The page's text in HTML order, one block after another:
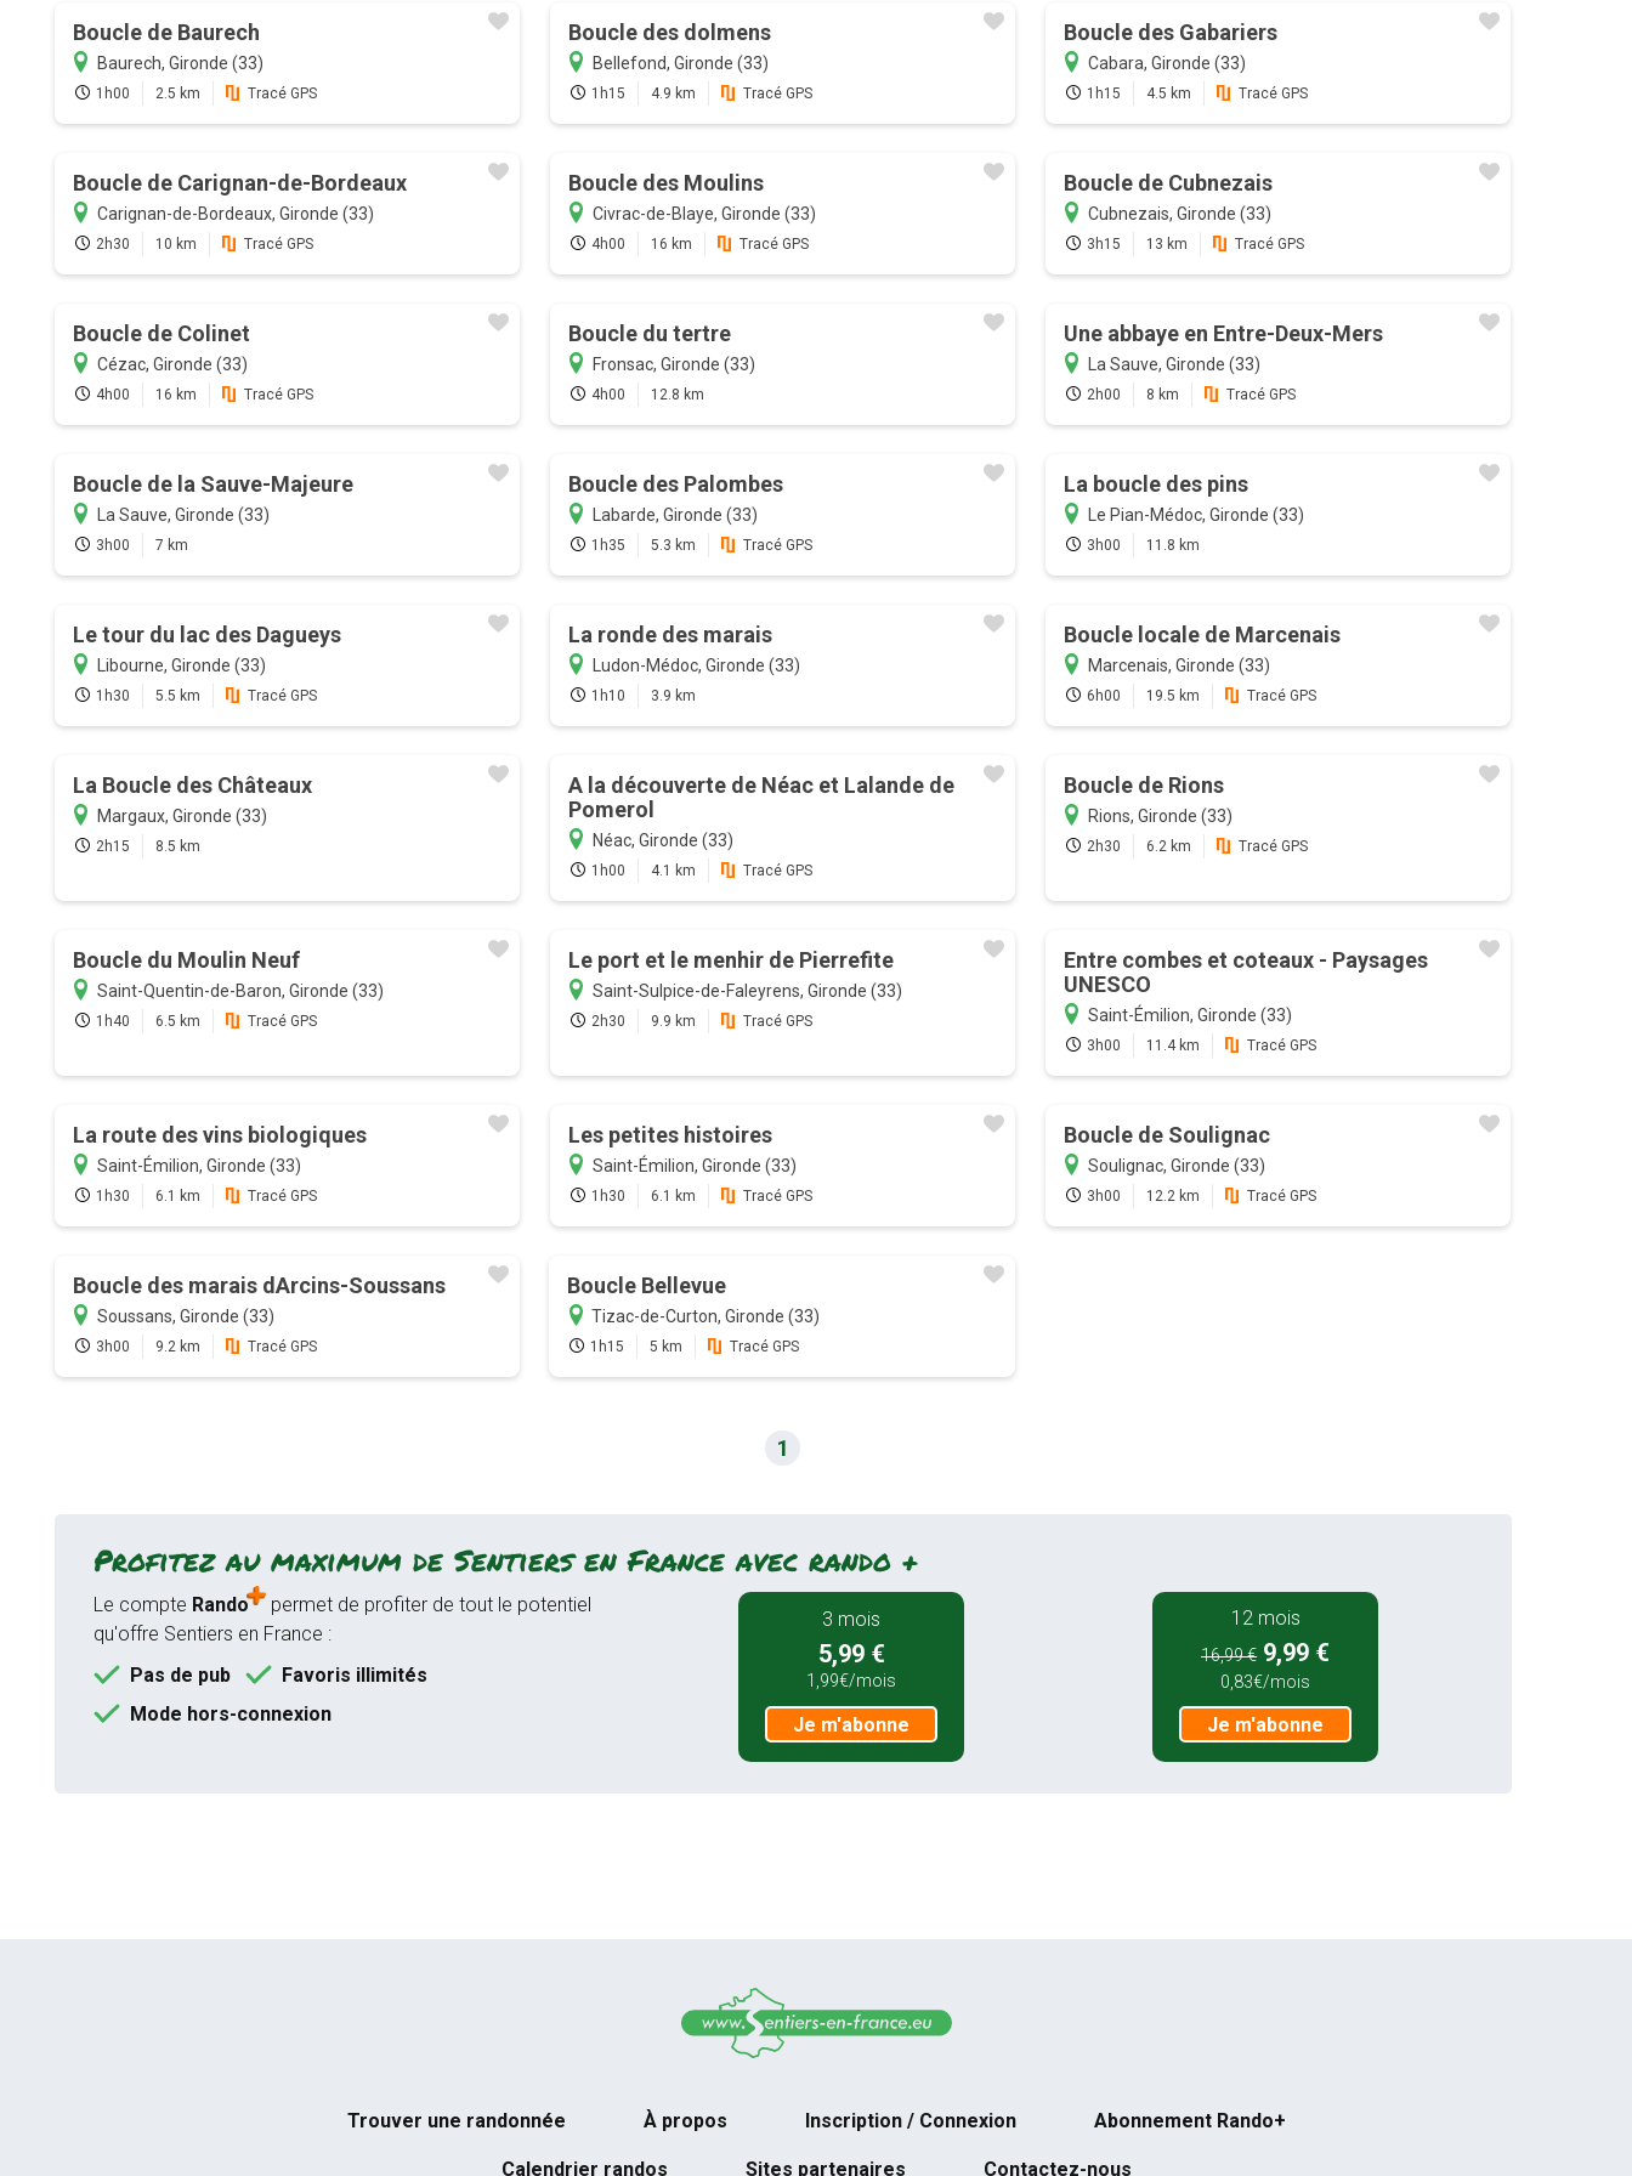
Boucle de Baurech
Baurech, Gironde (33)
1h00 2.5 km Tracé GPS
Boucle des dolmens
Bellefond, Gironde (33)
1h15 4.9 km Tracé GPS
Boucle des Gabariers
Cabara, Gironde (33)
1h15 4.5 km Tracé GPS
Boucle de Carignan-de-Bordeaux
Carignan-de-Bordeaux, Gironde (33)
2h30 10 km Tracé GPS
Boucle des Moulins
Civrac-de-Blaye, Gironde (33)
4h00 16 km Tracé GPS
Boucle de Cubnezais
Cubnezais, Gironde (33)
3h15 13 km Tracé GPS
Boucle de Colinet
Cézac, Gironde (33)
4h00 16 km Tracé GPS
Boucle du tertre
Fronsac, Gironde (33)
4h00 12.8 km
Une abbaye en Entre-Deux-Mers
La Sauve, Gironde (33)
2h00 8 km Tracé GPS
Boucle de la Sauve-Majeure
La Sauve, Gironde (33)
3h00 7 km
Boucle des Palombes
Labarde, Gironde (33)
1h35 5.3 km Tracé GPS
La boucle des pins
Le Pian-Médoc, Gironde (33)
3h00 11.8 km
Le tour du lac des Dagueys
Libourne, Gironde (33)
1h30 5.5 km Tracé GPS
La ronde des marais
Ludon-Médoc, Gironde (33)
1h10 3.9 km
Boucle locale de Marcenais
Marcenais, Gironde (33)
6h00 19.5 km Tracé GPS
La Boucle des Châteaux
Margaux, Gironde (33)
2h15 8.5 km
A la découverte de Néac et Lalande de
Pomerol
Néac, Gironde (33)
1h00 4.1 km Tracé GPS
Boucle de Rions
Rions, Gironde (33)
2h30 6.2 km Tracé GPS
Boucle du Moulin Neuf
Saint-Quentin-de-Baron, Gironde (33)
1h40 6.5 km Tracé GPS
Le port et le menhir de Pierrefite
Saint-Sulpice-de-Faleyrens, Gironde (33)
2h30 9.9 km Tracé GPS
Entre combes et coteaux - Paysages
UNESCO
Saint-Émilion, Gironde (33)
3h00 11.4 km Tracé GPS
La route des vins biologiques
Saint-Émilion, Gironde (33)
1h30 6.1 km Tracé GPS
Les petites histoires
Saint-Émilion, Gironde (33)
1h30 6.1 km Tracé GPS
Boucle de Soulignac
Soulignac, Gironde (33)
3h00 12.2 km Tracé GPS
Boucle des marais dArcins-Soussans
Soussans, Gironde (33)
3h00 9.2 km Tracé GPS
Boucle Bellevue
Tizac-de-Curton, Gironde (33)
1h15 5 km Tracé GPS
1
Profitez au maximum de Sentiers en France avec rando +
Le compte Rando
permet de profiter de tout le potentiel
qu'offre Sentiers en France :
Pas de pub
Favoris illimités
Mode hors-connexion
3 mois
5,99 €
1,99€/mois
Je m'abonne
12 mois
16,99 € 9,99 €
0,83€/mois
Je m'abonne
Trouver une randonnée À propos Inscription / Connexion Abonnement Rando+
Calendrier randos Sites partenaires Contactez-nous